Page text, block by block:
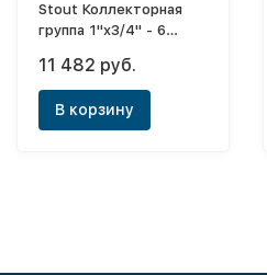
Stout Коллекторная
группа 1"x3/4" - 6
11 482 руб.
В корзину